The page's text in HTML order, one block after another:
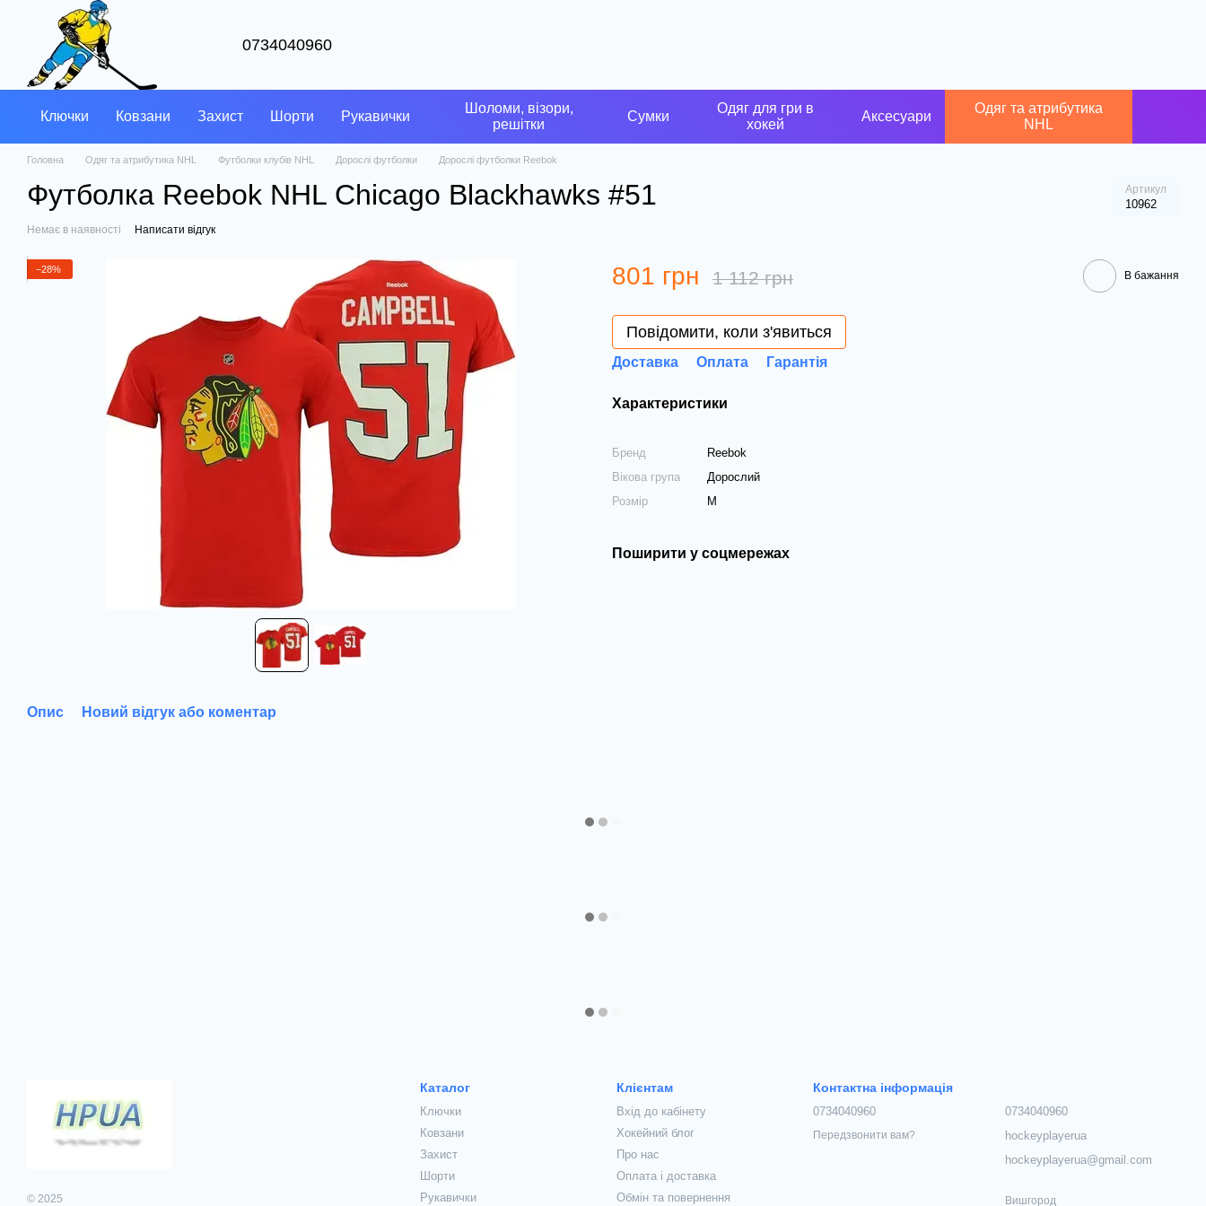
Перейти до основного контенту
0734040960
Ключки Ковзани Захист Шорти Рукавички
Шоломи, візори,
решітки
Сумки
Одяг для гри в
хокей
Аксесуари
Одяг та атрибутика
NHL
Головна Одяг та атрибутика NHL Футболки клубів NHL Дорослі футболки Дорослі футболки Reebok
Футболка Reebok NHL Chicago Blackhawks #51 Артикул
10962
Немає в наявності Написати відгук
−28%
Опис Новий відгук або коментар
801 грн 1 112 грн В бажання
Повідомити, коли з'явиться
Доставка Оплата Гарантія
Характеристики
Бренд
Reebok
Вікова група
Дорослий
Розмір
M
Поширити у соцмережах
© 2025
Каталог
Ключки
Ковзани
Захист
Шорти
Рукавички
Клієнтам
Вхід до кабінету
Хокейний блог
Про нас
Оплата і доставка
Обмін та повернення
Контактна інформація
0734040960
Передзвонити вам?
0734040960
hockeyplayerua
hockeyplayerua@gmail.com
Вишгород